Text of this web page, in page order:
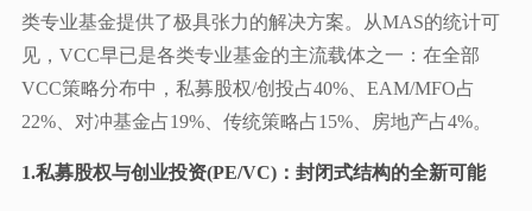
类专业基金提供了极具张力的解决方案。从MAS的统计可
见，VCC早已是各类专业基金的主流载体之一：在全部
VCC策略分布中，私募股权/创投占40%、EAM/MFO占
22%、对冲基金占19%、传统策略占15%、房地产占4%。
1.私募股权与创业投资(PE/VC)：封闭式结构的全新可能